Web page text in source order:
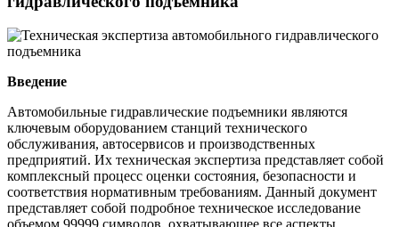
Введение
Автомобильные гидравлические подъемники являются
ключевым оборудованием станций технического
обслуживания, автосервисов и производственных
предприятий. Их техническая экспертиза представляет собой
комплексный процесс оценки состояния, безопасности и
соответствия нормативным требованиям. Данный документ
представляет собой подробное техническое исследование